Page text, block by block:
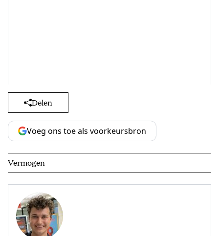
Delen
Voeg ons toe als voorkeursbron
Vermogen